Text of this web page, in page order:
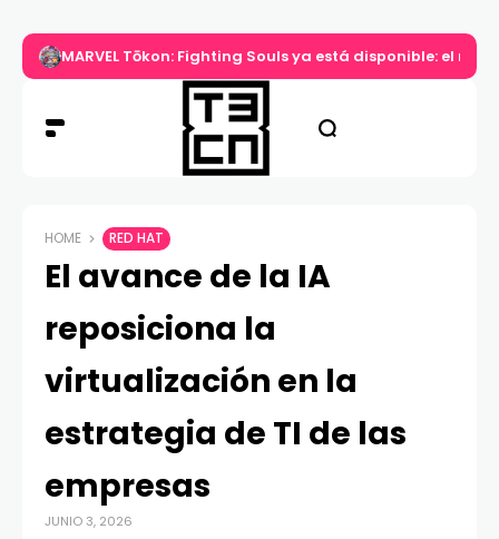
MARVEL Tōkon: Fighting Souls ya está disponible: el
HOME RED HAT
El avance de la IA
reposiciona la
virtualización en la
estrategia de TI de las
empresas
JUNIO 3, 2026